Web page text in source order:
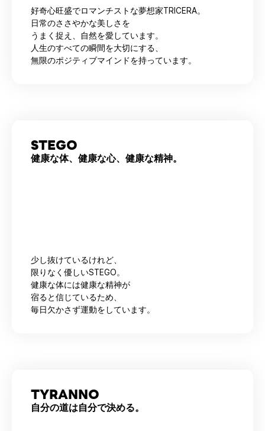
好奇心旺盛でロマンチストな夢想家TRICERA。
日常のささやかな美しさを
うまく捉え、自然を愛しています。
人生のすべての瞬間を大切にする、
無限のポジティブマインドを持っています。
STEGO
健康な体、健康な心、健康な精神。
少し抜けているけれど、
限りなく優しいSTEGO。
健康な体には健康な精神が
宿ると信じているため、
毎日欠かさず運動をしています。
TYRANNO
自分の道は自分で決める。